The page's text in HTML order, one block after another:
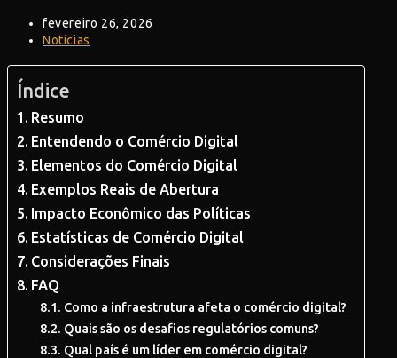
fevereiro 26, 2026
Notícias
Índice
Resumo
Entendendo o Comércio Digital
Elementos do Comércio Digital
Exemplos Reais de Abertura
Impacto Econômico das Políticas
Estatísticas de Comércio Digital
Considerações Finais
FAQ
Como a infraestrutura afeta o comércio digital?
Quais são os desafios regulatórios comuns?
Qual país é um líder em comércio digital?